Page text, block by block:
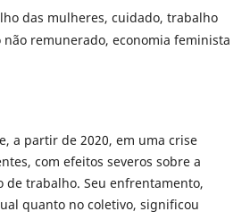
das mulheres, cuidado, trabalho
remunerado, economia feminista
a partir de 2020, em uma crise
com efeitos severos sobre a
de trabalho. Seu enfrentamento,
quanto no coletivo, significou